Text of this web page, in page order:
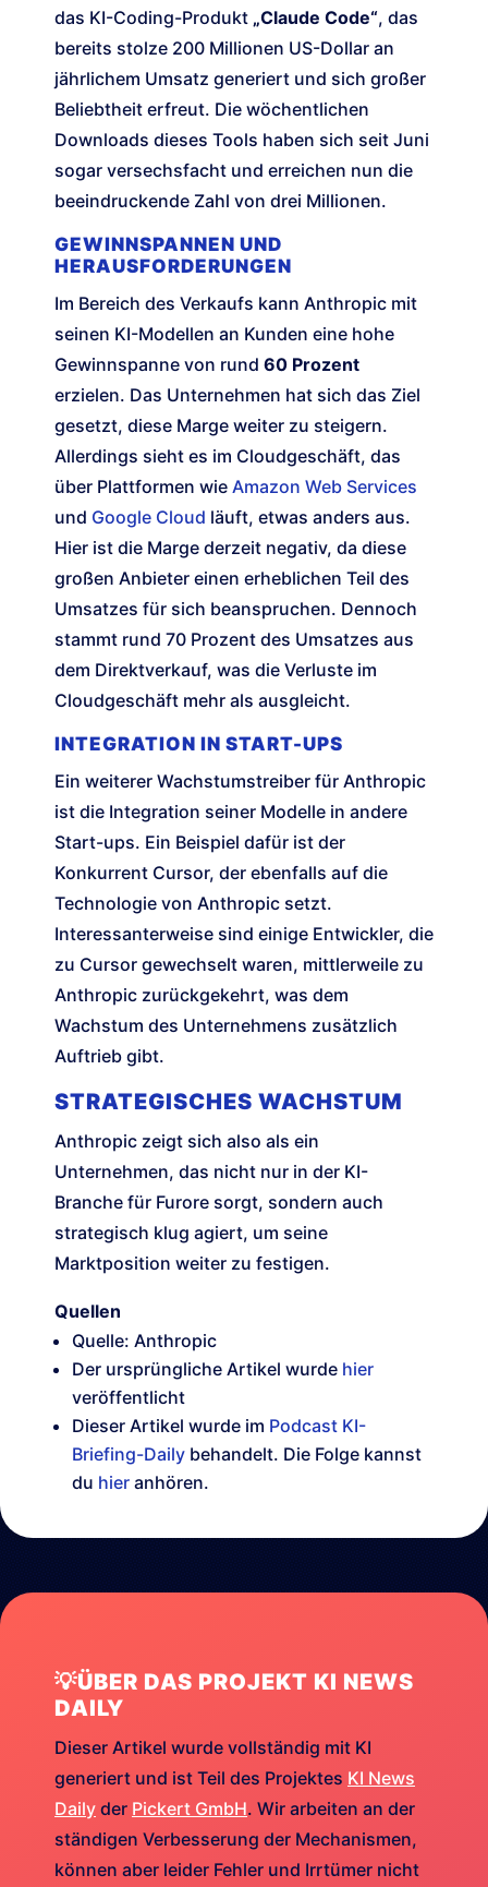
das KI-Coding-Produkt „Claude Code“, das
bereits stolze 200 Millionen US-Dollar an
jährlichem Umsatz generiert und sich großer
Beliebtheit erfreut. Die wöchentlichen
Downloads dieses Tools haben sich seit Juni
sogar versechsfacht und erreichen nun die
beeindruckende Zahl von drei Millionen.
GEWINNSPANNEN UND
HERAUSFORDERUNGEN
Im Bereich des Verkaufs kann Anthropic mit
seinen KI-Modellen an Kunden eine hohe
Gewinnspanne von rund 60 Prozent
erzielen. Das Unternehmen hat sich das Ziel
gesetzt, diese Marge weiter zu steigern.
Allerdings sieht es im Cloudgeschäft, das
über Plattformen wie Amazon Web Services
und Google Cloud läuft, etwas anders aus.
Hier ist die Marge derzeit negativ, da diese
großen Anbieter einen erheblichen Teil des
Umsatzes für sich beanspruchen. Dennoch
stammt rund 70 Prozent des Umsatzes aus
dem Direktverkauf, was die Verluste im
Cloudgeschäft mehr als ausgleicht.
INTEGRATION IN START-UPS
Ein weiterer Wachstumstreiber für Anthropic
ist die Integration seiner Modelle in andere
Start-ups. Ein Beispiel dafür ist der
Konkurrent Cursor, der ebenfalls auf die
Technologie von Anthropic setzt.
Interessanterweise sind einige Entwickler, die
zu Cursor gewechselt waren, mittlerweile zu
Anthropic zurückgekehrt, was dem
Wachstum des Unternehmens zusätzlich
Auftrieb gibt.
STRATEGISCHES WACHSTUM
Anthropic zeigt sich also als ein
Unternehmen, das nicht nur in der KI-
Branche für Furore sorgt, sondern auch
strategisch klug agiert, um seine
Marktposition weiter zu festigen.
Quellen
Quelle: Anthropic
Der ursprüngliche Artikel wurde hier
veröffentlicht
Dieser Artikel wurde im Podcast KI-
Briefing-Daily behandelt. Die Folge kannst
du hier anhören.
💡ÜBER DAS PROJEKT KI NEWS
DAILY
Dieser Artikel wurde vollständig mit KI
generiert und ist Teil des Projektes KI News
Daily der Pickert GmbH. Wir arbeiten an der
ständigen Verbesserung der Mechanismen,
können aber leider Fehler und Irrtümer nicht